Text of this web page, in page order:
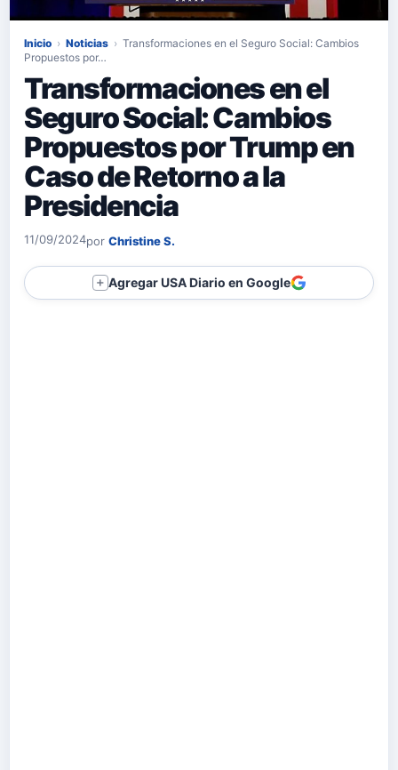
Inicio › Noticias › Transformaciones en el Seguro Social: Cambios
Propuestos por…
Transformaciones en el
Seguro Social: Cambios
Propuestos por Trump en
Caso de Retorno a la
Presidencia
11/09/2024por Christine S.
＋ Agregar USA Diario en Google